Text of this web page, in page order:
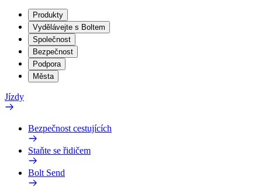
Produkty
Vydělávejte s Boltem
Společnost
Bezpečnost
Podpora
Města
Jízdy
Bezpečnost cestujících
Staňte se řidičem
Bolt Send